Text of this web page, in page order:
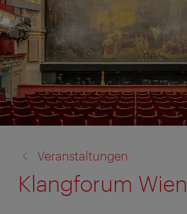
zu:
Veranstaltungen
Klangforum Wien